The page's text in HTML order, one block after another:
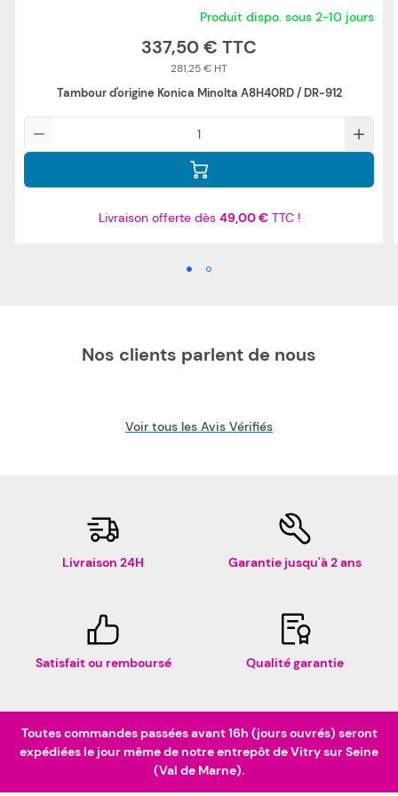
Produit dispo. sous 2-10 jours
337,50 €
281,25 €
Tambour d'origine Konica Minolta A8H40RD / DR-912
Livraison offerte dès 49,00 €TTC !
Nos clients parlent de nous
Voir tous les Avis Vérifiés
Livraison 24H Garantie jusqu'à 2 ans
Satisfait ou remboursé Qualité garantie
Toutes commandes passées avant 16h (jours ouvrés) seront
expédiées le jour même de notre entrepôt de Vitry sur Seine
(Val de Marne).